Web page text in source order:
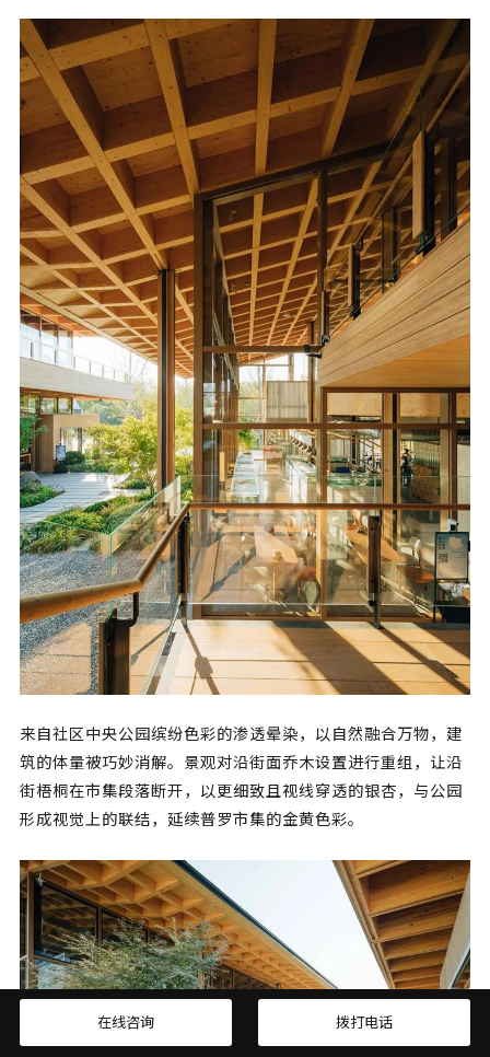
来自社区中央公园缤纷色彩的渗透晕染，以自然融合万物，建
筑的体量被巧妙消解。景观对沿街面乔木设置进行重组，让沿
街梧桐在市集段落断开，以更细致且视线穿透的银杏，与公园
形成视觉上的联结，延续普罗市集的金黄色彩。
在线咨询 拨打电话